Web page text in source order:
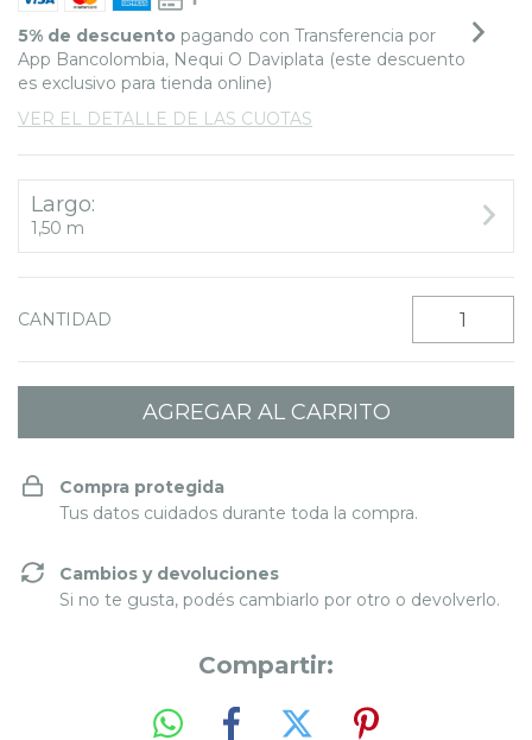
5% de descuento pagando con Transferencia por
App Bancolombia, Nequi O Daviplata (este descuento
es exclusivo para tienda online)
VER EL DETALLE DE LAS CUOTAS
Largo:
1,50 m
CANTIDAD
Compra protegida
Tus datos cuidados durante toda la compra.
Cambios y devoluciones
Si no te gusta, podés cambiarlo por otro o devolverlo.
Compartir: